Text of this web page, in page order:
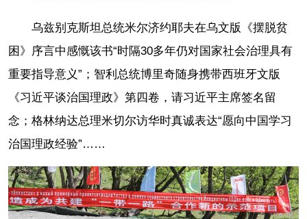
乌兹别克斯坦总统米尔济约耶夫在乌文版《摆脱贫
困》序言中感慨该书“时隔30多年仍对国家社会治理具有
重要指导意义”；智利总统博里奇随身携带西班牙文版
《习近平谈治国理政》第四卷，请习近平主席签名留
念；格林纳达总理米切尔访华时真诚表达“愿向中国学习
治国理政经验”……